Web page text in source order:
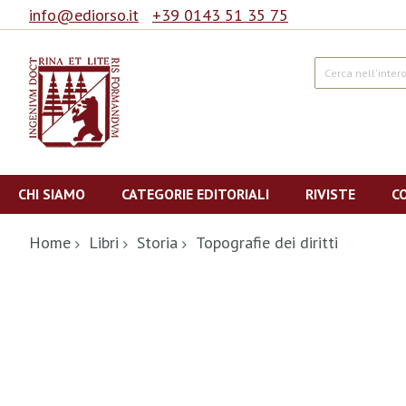
info@ediorso.it +39 0143 51 35 75
Cerca
al
contenuto
CHI SIAMO CATEGORIE EDITORIALI RIVISTE
Home Libri Storia Topografie dei diritti